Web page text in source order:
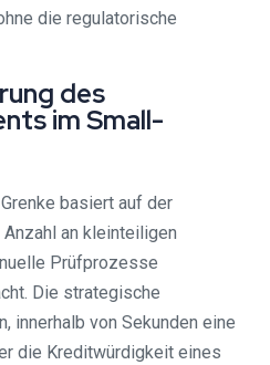
die regulatorische
des
im Small-
basiert auf der
an kleinteiligen
Prüfprozesse
Die strategische
innerhalb von Sekunden eine
die Kreditwürdigkeit eines